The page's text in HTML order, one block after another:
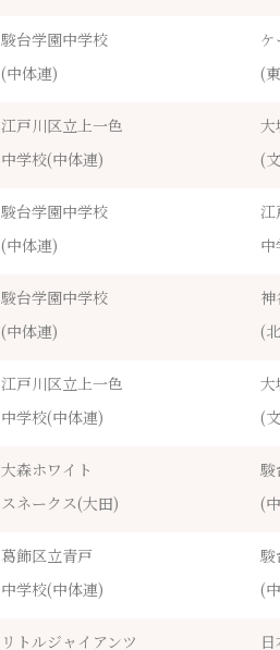
駿台学園中学校
(中体連)
ケ
(
江戸川区立上一色
中学校(中体連)
大
(
駿台学園中学校
(中体連)
江
駿台学園中学校
(中体連)
(
江戸川区立上一色
中学校(中体連)
大
(
大森ホワイト
スネークス(大田)
駿
(
葛飾区立青戸
中学校(中体連)
駿
(
リトルジャイアンツ